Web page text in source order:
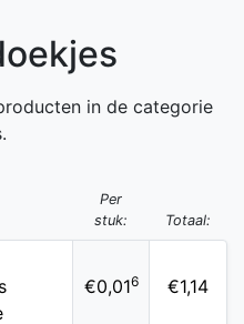
in de categorie
Per
stuk:
Totaal:
€0,016 €1,14